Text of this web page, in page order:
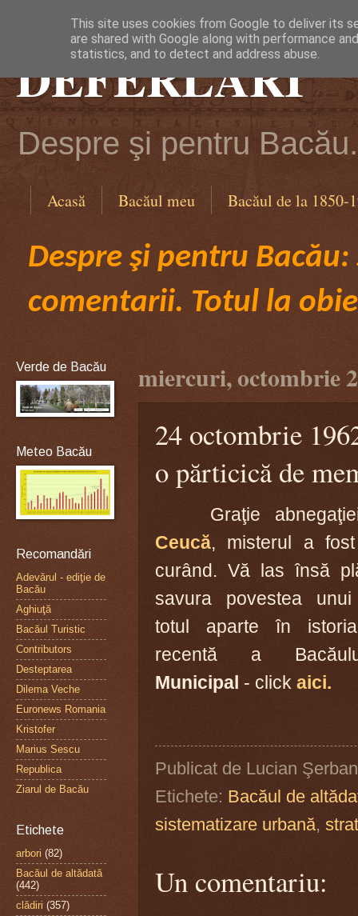
DEFERLĂRI
Despre şi pentru
Acasă Bacăul meu Bacăul de la 1850-
Despre şi pentru
comentarii. Totul la
miercuri, octombrie
24 octombrie
o părticică de
Graţie
Ceucă, misterul a
curând. Vă las însă
savura povestea
totul aparte în
recentă a
Municipal - click aici.
Publicat de Lucian Şerban
Etichete: Bacăul de
sistematizare urbană,
Un comentariu:
Verde de Bacău
Meteo Bacău
Recomandări
Adevărul - ediţie de
Bacău
Aghiuţă
Bacăul Turistic
Contributors
Desteptarea
Dilema Veche
Euronews Romania
Kristofer
Marius Sescu
Republica
Ziarul de Bacău
Etichete
arbori (82)
Bacăul de altădată
(442)
clădiri (357)
This site uses cookies from Google to deliver its
are shared with Google along with performance
statistics, and to detect and address abuse.